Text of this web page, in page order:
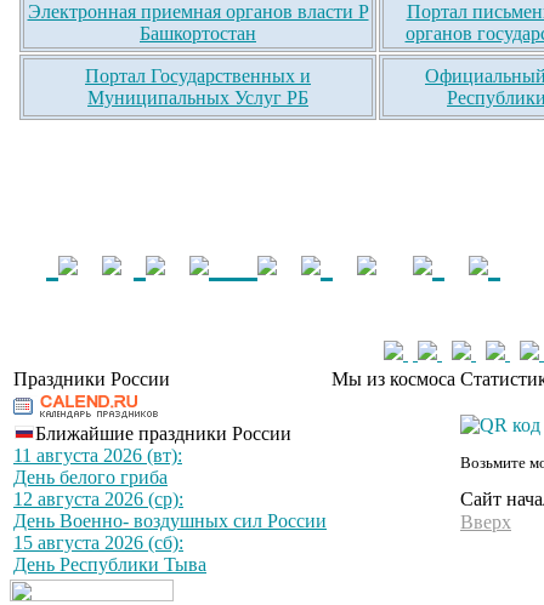
Электронная приемная органов власти Р
Башкортостан
Портал
органов
Портал Государственных и
Муниципальных Услуг РБ
Официальный
Праздники России Мы из космоса
Ближайшие праздники России
11 августа 2026 (вт):
День белого гриба
12 августа 2026 (ср):
День Военно- воздушных сил России
15 августа 2026 (сб):
День Республики Тыва
Возьмите
Сайт
Вверх